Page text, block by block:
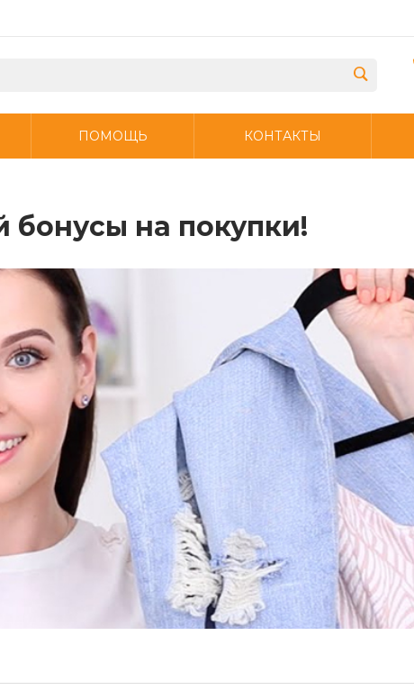
ПОМОЩЬ КОНТАКТЫ
бонусы на покупки!